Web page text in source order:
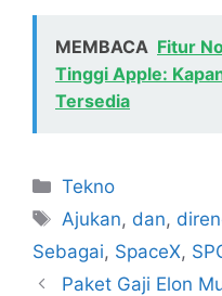
MEMBACA Fitur
Tinggi Apple:
Tersedia
Kategori
Tekno
Tag
Ajukan, dan,
Sebagai, SpaceX,
Paket Gaji Elon